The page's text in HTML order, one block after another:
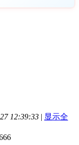
12:39:33 | 显示全